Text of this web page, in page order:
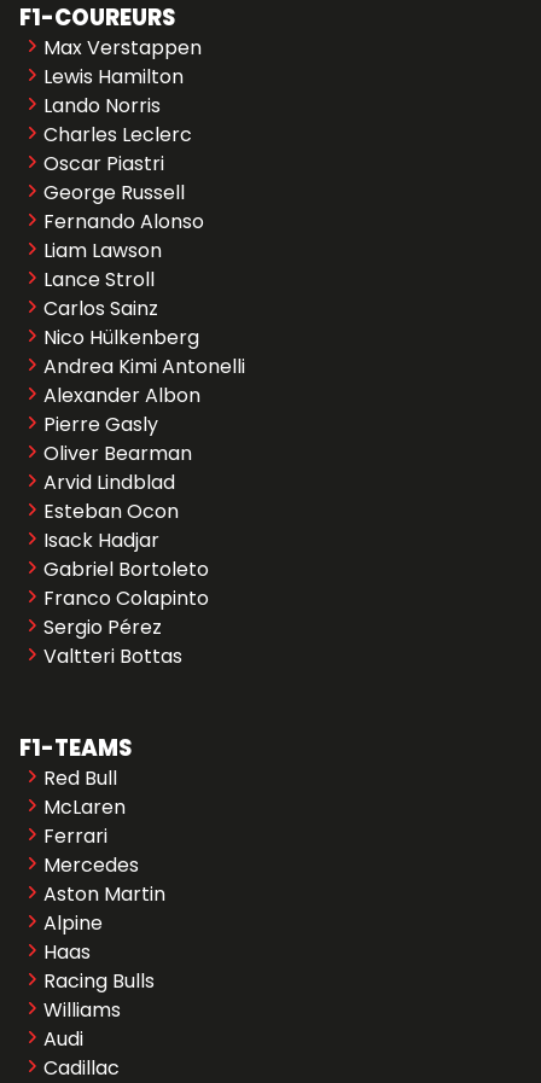
F1-COUREURS
Max Verstappen
Lewis Hamilton
Lando Norris
Charles Leclerc
Oscar Piastri
George Russell
Fernando Alonso
Liam Lawson
Lance Stroll
Carlos Sainz
Nico Hülkenberg
Andrea Kimi Antonelli
Alexander Albon
Pierre Gasly
Oliver Bearman
Arvid Lindblad
Esteban Ocon
Isack Hadjar
Gabriel Bortoleto
Franco Colapinto
Sergio Pérez
Valtteri Bottas
F1-TEAMS
Red Bull
McLaren
Ferrari
Mercedes
Aston Martin
Alpine
Haas
Racing Bulls
Williams
Audi
Cadillac